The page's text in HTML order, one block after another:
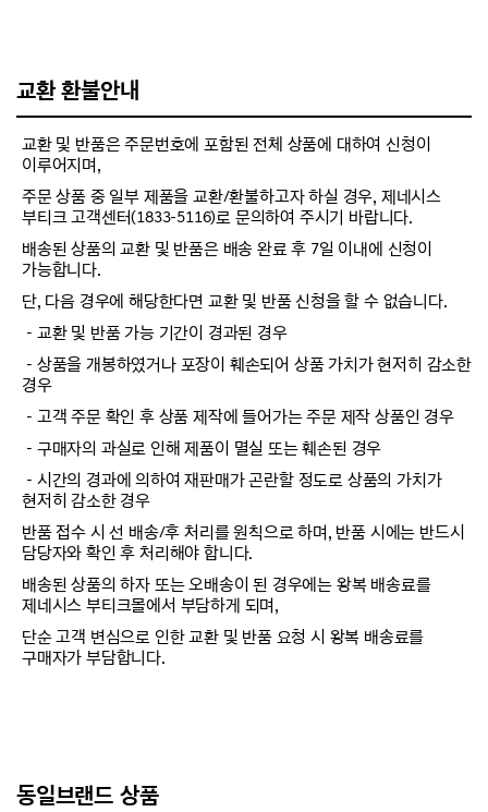
교환 환불안내
교환 및 반품은 주문번호에 포함된 전체 상품에 대하여 신청이
이루어지며,
주문 상품 중 일부 제품을 교환/환불하고자 하실 경우, 제네시스
부티크 고객센터(1833-5116)로 문의하여 주시기 바랍니다.
배송된 상품의 교환 및 반품은 배송 완료 후 7일 이내에 신청이
가능합니다.
단, 다음 경우에 해당한다면 교환 및 반품 신청을 할 수 없습니다.
－교환 및 반품 가능 기간이 경과된 경우
－상품을 개봉하였거나 포장이 훼손되어 상품 가치가 현저히 감소한
경우
－고객 주문 확인 후 상품 제작에 들어가는 주문 제작 상품인 경우
－구매자의 과실로 인해 제품이 멸실 또는 훼손된 경우
－시간의 경과에 의하여 재판매가 곤란할 정도로 상품의 가치가
현저히 감소한 경우
반품 접수 시 선 배송/후 처리를 원칙으로 하며, 반품 시에는 반드시
담당자와 확인 후 처리해야 합니다.
배송된 상품의 하자 또는 오배송이 된 경우에는 왕복 배송료를
제네시스 부티크몰에서 부담하게 되며,
단순 고객 변심으로 인한 교환 및 반품 요청 시 왕복 배송료를
구매자가 부담합니다.
동일브랜드 상품